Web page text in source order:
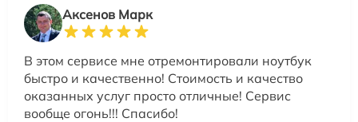
Аксенов Марк
В этом сервисе мне отремонтировали ноутбук
быстро и качественно! Стоимость и качество
оказанных услуг просто отличные! Сервис
вообще огонь!!! Спасибо!